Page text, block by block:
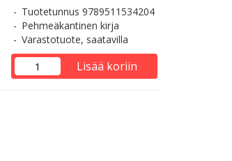
Tuotetunnus 9789511534204
Pehmeäkantinen kirja
Varastotuote, saatavilla
Lisää koriin